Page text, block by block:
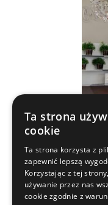
Ta strona
cookie
Ta strona korzysta z
zapewnić lepszą
Korzystając z tej
używanie przez nas
cookie zgodnie z